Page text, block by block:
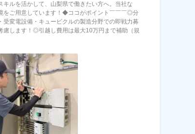
キルを活かして、山梨県で働きたい方へ。当社な
をご用意しています！◆ココがポイント￣￣￣◎分
受変電設備・キュービクルの製造分野での即戦力募
慮します！◎引越し費用は最大10万円まで補助（規